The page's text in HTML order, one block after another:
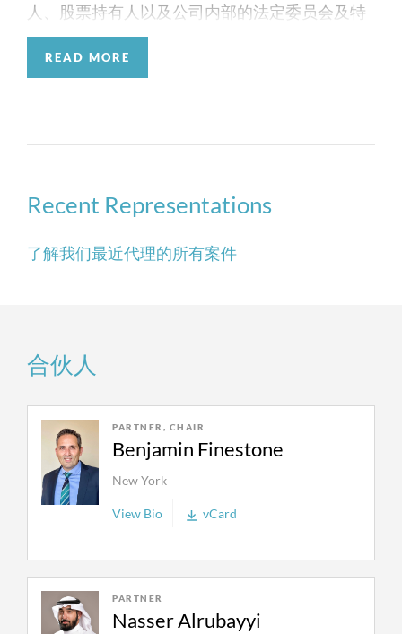
人、股票持有人以及公司内部的法定委员会及特
设委员会（ad hoc committees）等。
决争议。同时，无庸置疑的是，在代表客户谈判
值的砝码。
存在争议的套利类投资
不良资产出售、分产及其他类型的移转；
竞争性股权收购（contested tender offers）
竞争性交换发行（contested exchange offers）
正式破产程序
实施破产保护程序中的法定债权人委员会提供代
理，以诉讼或威胁诉讼的方式帮助他们获得最终
赔偿。
READ MORE
Recent Representations
了解我们最近代理的所有案件
合伙人
PARTNER, CHAIR
Benjamin Finestone
New York
View Bio vCard
PARTNER
Nasser Alrubayyi